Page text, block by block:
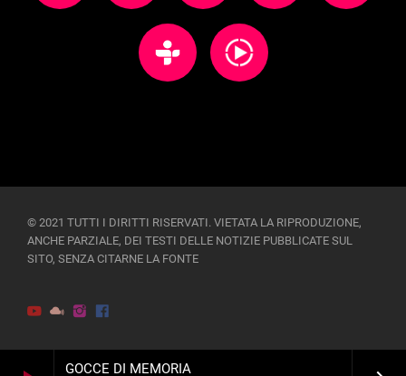
GOCCE DI MEMORIA
© 2021 TUTTI I DIRITTI RISERVATI. VIETATA LA RIPRODUZIONE,
ANCHE PARZIALE, DEI TESTI DELLE NOTIZIE PUBBLICATE SUL
SITO, SENZA CITARNE LA FONTE